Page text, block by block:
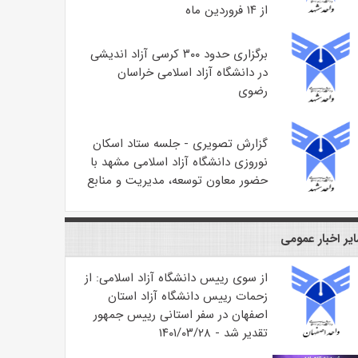
از ۱۴ فروردین ماه
برگزاری حدود ۳۰۰ کرسی آزاد اندیشی
در دانشگاه آزاد اسلامی خراسان
رضوی
گزارش تصویری - جلسه ستاد اسکان
نوروزی دانشگاه آزاد اسلامی مشهد با
حضور معاون توسعه، مدیریت و منابع
اخبار عمومی
از سوی رییس دانشگاه آزاد اسلامی: از
زحمات رییس دانشگاه آزاد استان
اصفهان در سفر استانی رییس جمهور
تقدیر شد - ۱۴۰۱/۰۳/۲۸